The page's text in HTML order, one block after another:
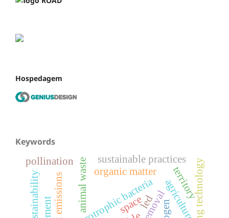
Hospedagem
Keywords
heterotrophic bacteria
animal waste organic matter
pollination sustainable practices
agriculture
space
territory
led